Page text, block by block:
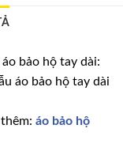
bảo hộ tay dài:
áo bảo hộ